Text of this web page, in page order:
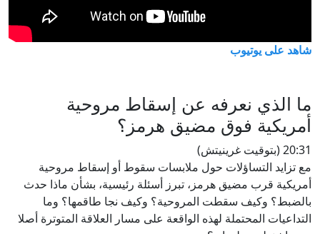
شاهد على يوتيوب
ما الذي نعرفه عن إسقاط مروحية
أمريكية فوق مضيق هرمز؟
20:31 (بتوقيت غرينيتش)
مع تزايد التساؤلات حول ملابسات سقوط أو إسقاط مروحية
أمريكية قرب مضيق هرمز، تبرز أسئلة رئيسية، بشأن ماذا حدث
بالضبط؟ وكيف سقطت المروحية؟ وكيف نجا طاقمها؟ وما
التداعيات المحتملة لهذه الواقعة على مسار العلاقة المتوترة أصلا